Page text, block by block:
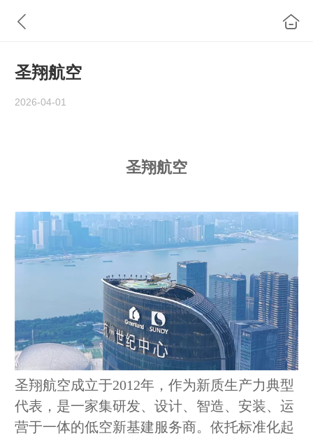
圣翔航空
2026-04-01
圣翔航空
圣翔航空成立于2012年，作为新质生产力典型
代表，是一家集研发、设计、智造、安装、运
营于一体的低空新基建服务商。依托标准化起